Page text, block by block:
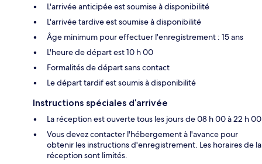
L'arrivée anticipée est soumise à disponibilité
L'arrivée tardive est soumise à disponibilité
Âge minimum pour effectuer l'enregistrement : 15 ans
L'heure de départ est 10 h 00
Formalités de départ sans contact
Le départ tardif est soumis à disponibilité
Instructions spéciales d’arrivée
La réception est ouverte tous les jours de 08 h 00 à 22 h 00
Vous devez contacter l'hébergement à l'avance pour
obtenir les instructions d'enregistrement. Les horaires de la
réception sont limités.